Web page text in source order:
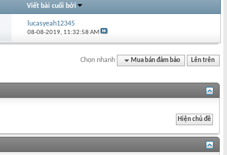
Viết bài cuối bởi
lucasyeah12345
08-08-2019, 11:32:58 AM
Chọn nhanh Mua bán đảm bảo Lên trên